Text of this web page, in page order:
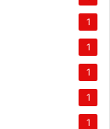
1
1
1
1
1